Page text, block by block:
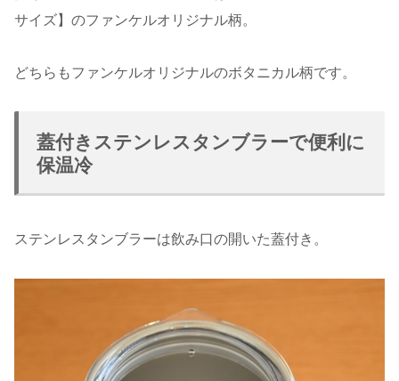
サイズ】のファンケルオリジナル柄。
どちらもファンケルオリジナルのボタニカル柄です。
蓋付きステンレスタンブラーで便利に
保温冷
ステンレスタンブラーは飲み口の開いた蓋付き。